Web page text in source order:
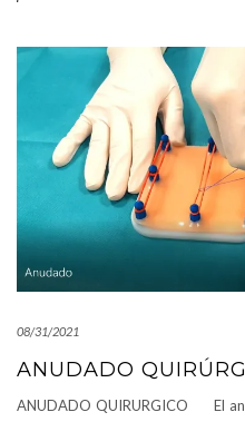
08/31/2021
ANUDADO
ANUDADO QUIRURGICO El